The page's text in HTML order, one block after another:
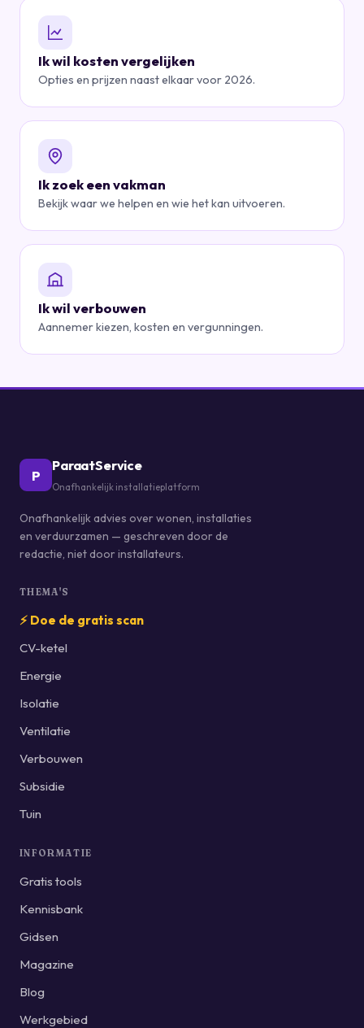
Ik wil kosten vergelijken
Opties en prijzen naast elkaar voor 2026.
Ik zoek een vakman
Bekijk waar we helpen en wie het kan uitvoeren.
Ik wil verbouwen
Aannemer kiezen, kosten en vergunningen.
P
ParaatService
Onafhankelijk installatieplatform
Onafhankelijk advies over wonen, installaties
en verduurzamen — geschreven door de
redactie, niet door installateurs.
THEMA'S
⚡ Doe de gratis scan
CV-ketel
Energie
Isolatie
Ventilatie
Verbouwen
Subsidie
Tuin
INFORMATIE
Gratis tools
Kennisbank
Gidsen
Magazine
Blog
Werkgebied